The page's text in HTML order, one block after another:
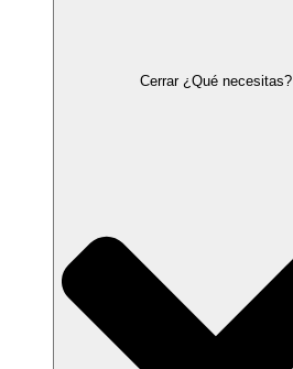
Cerrar ¿Qué necesitas?